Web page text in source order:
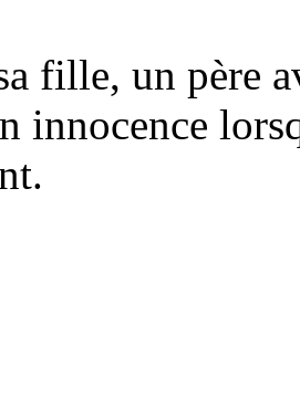
fille, un père
innocence